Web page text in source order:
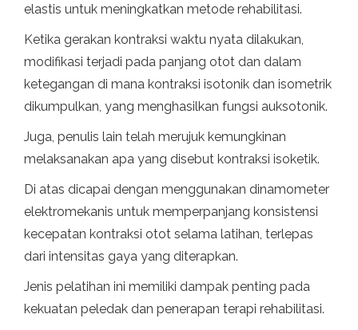
elastis untuk meningkatkan metode rehabilitasi.
Ketika gerakan kontraksi waktu nyata dilakukan,
modifikasi terjadi pada panjang otot dan dalam
ketegangan di mana kontraksi isotonik dan isometrik
dikumpulkan, yang menghasilkan fungsi auksotonik.
Juga, penulis lain telah merujuk kemungkinan
melaksanakan apa yang disebut kontraksi isoketik.
Di atas dicapai dengan menggunakan dinamometer
elektromekanis untuk memperpanjang konsistensi
kecepatan kontraksi otot selama latihan, terlepas
dari intensitas gaya yang diterapkan.
Jenis pelatihan ini memiliki dampak penting pada
kekuatan peledak dan penerapan terapi rehabilitasi.